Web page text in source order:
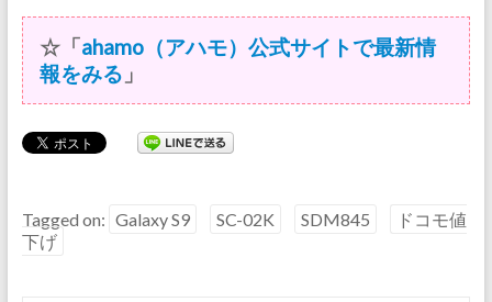
☆「ahamo（アハモ）公式サイトで最新情
報をみる 」
Tagged on: Galaxy S9 SC-02K SDM845
ドコモ値
下げ